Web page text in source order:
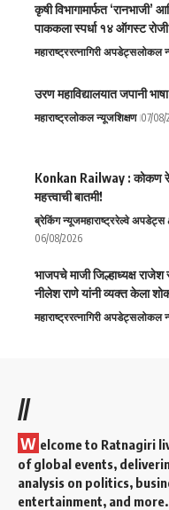
कृषी विभागामार्फत ‘रानभाजी’
पाककला स्पर्धा १४ ऑगस्ट रोजी
महाराष्ट्ररत्नागिरी अपडेट्सलोकल
उरण महाविद्यालयात जपानी
महाराष्ट्रलोकल न्यूजशिक्षण 07/08/
Konkan Railway : कोकण
महत्त्वाची बातमी!
ब्रेकिंग न्यूजमहाराष्ट्ररेल्वे अपडेट्स
06/08/2026
भाजपचे माजी जिल्हाध्यक्ष राजेश
नीलेश राणे यांनी व्यक्त केला
महाराष्ट्ररत्नागिरी अपडेट्सलोकल
//
W elcome to Ratnagiri
of global events,
analysis on politics,
entertainment, and